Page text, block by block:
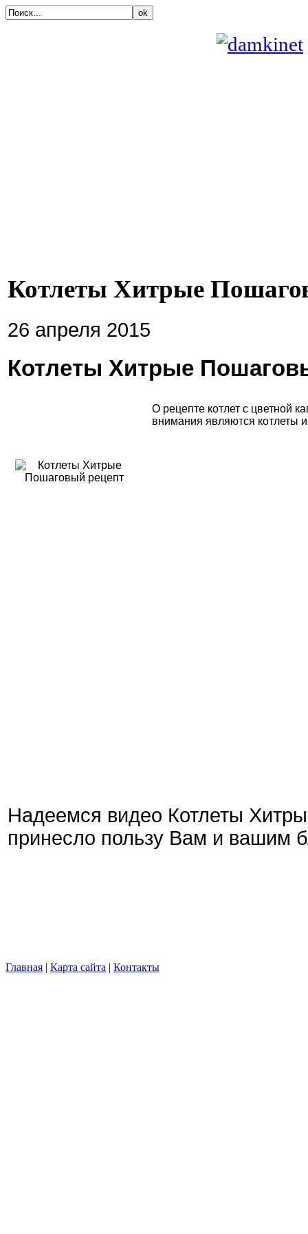
ok
Котлеты Хитрые
26 апреля 2015
Котлеты Хитрые
О рецепте котлет с цветной
внимания являются котлеты
Надеемся видео Котлеты
принесло пользу Вам и вашим
Главная | Карта сайта | Контакты